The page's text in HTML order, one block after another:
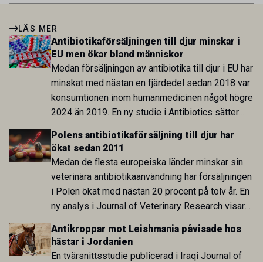
LÄS MER
Antibiotikaförsäljningen till djur minskar i
EU men ökar bland människor
Medan försäljningen av antibiotika till djur i EU har
minskat med nästan en fjärdedel sedan 2018 var
konsumtionen inom humanmedicinen något högre
2024 än 2019. En ny studie i Antibiotics sätter
utvecklingen inom de båda sektorerna sida vid
sida och pekar på en obalans i EU:s One Health-
arbete.
Polens antibiotikaförsäljning till djur har
ökat sedan 2011
Medan de flesta europeiska länder minskar sin
veterinära antibiotikaanvändning har försäljningen
i Polen ökat med nästan 20 procent på tolv år. En
ny analys i Journal of Veterinary Research visar
att skillnaden mot lågförbrukarländer som
Sverige är fortsatt stor.
Antikroppar mot Leishmania påvisade hos
hästar i Jordanien
En tvärsnittsstudie publicerad i Iraqi Journal of